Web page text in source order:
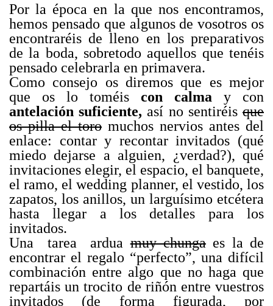
Por la época en la que nos encontramos,
hemos pensado que algunos de vosotros os
encontraréis de lleno en los preparativos
de la boda, sobretodo aquellos que tenéis
pensado celebrarla en primavera.
Como consejo os diremos que es mejor
que os lo toméis con calma y con
antelación suficiente, así no sentiréis que
os pilla el toro muchos nervios antes del
enlace: contar y recontar invitados (qué
miedo dejarse a alguien, ¿verdad?), qué
invitaciones elegir, el espacio, el banquete,
el ramo, el wedding planner, el vestido, los
zapatos, los anillos, un larguísimo etcétera
hasta llegar a los detalles para los
invitados.
Una tarea arduamuy chunga es la de
encontrar el regalo “perfecto”, una difícil
combinación entre algo que no haga que
repartáis un trocito de riñón entre vuestros
invitados (de forma figurada, por